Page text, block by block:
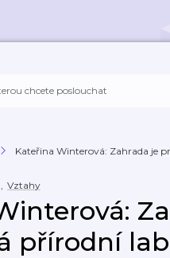
Kateřina Winterová: Zahrada je
, Vztahy
přírodní